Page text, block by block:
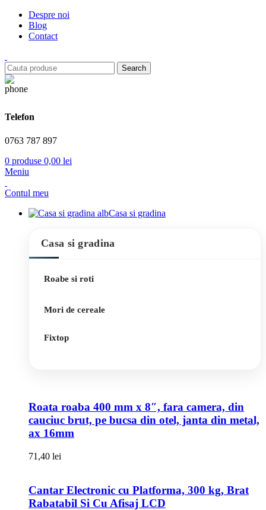
Despre noi
Blog
Contact
Search
Telefon
0763 787 897
0 produse 0,00 lei
Meniu
Contul meu
Casa si gradina
Casa si gradina
Roabe si roti
Mori de cereale
Fixtop
Roata roaba 400 mm x 8″, fara camera, din
cauciuc brut, pe bucsa din otel, janta din metal,
ax 16mm
71,40 lei
Cantar Electronic cu Platforma, 300 kg, Brat
Rabatabil Si Cu Afisaj LCD